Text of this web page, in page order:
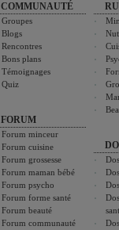
COMMUNAUTÉ
Groupes
Blogs
Rencontres
Bons plans
Témoignages
Quiz
FORUM
Forum minceur
Forum cuisine
Forum grossesse
Forum maman bébé
Forum psycho
Forum forme santé
Forum beauté
Forum communauté